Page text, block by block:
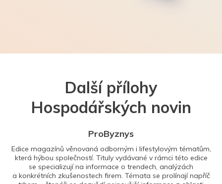
Další přílohy
Hospodářských novin
ProByznys
Edice magazínů věnovaná odborným i lifestylovým tématům,
která hýbou společností. Tituly vydávané v rámci této edice
se specializují na informace o trendech, analýzách
a konkrétních zkušenostech firem. Témata se prolínají napříč